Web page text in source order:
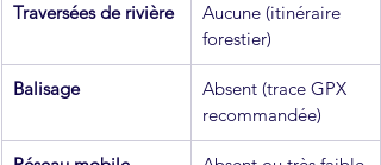
Traversées de rivière
Aucune (itinéraire
forestier)
Balisage
Absent (trace GPX
recommandée)